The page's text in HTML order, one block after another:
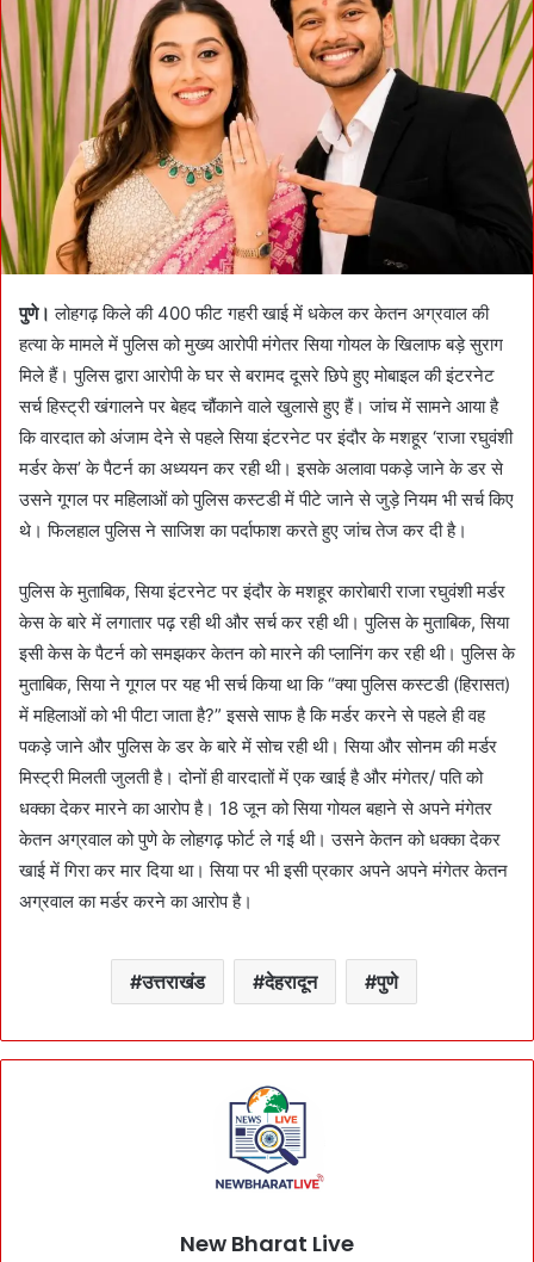
n
e
m
a
i
l
पुणे। लोहगढ़ किले की 400 फीट गहरी खाई में धकेल कर केतन अग्रवाल की
हत्या के मामले में पुलिस को मुख्य आरोपी मंगेतर सिया गोयल के खिलाफ बड़े सुराग
मिले हैं। पुलिस द्वारा आरोपी के घर से बरामद दूसरे छिपे हुए मोबाइल की इंटरनेट
सर्च हिस्ट्री खंगालने पर बेहद चौंकाने वाले खुलासे हुए हैं। जांच में सामने आया है
कि वारदात को अंजाम देने से पहले सिया इंटरनेट पर इंदौर के मशहूर ‘राजा रघुवंशी
मर्डर केस’ के पैटर्न का अध्ययन कर रही थी। इसके अलावा पकड़े जाने के डर से
उसने गूगल पर महिलाओं को पुलिस कस्टडी में पीटे जाने से जुड़े नियम भी सर्च किए
थे। फिलहाल पुलिस ने साजिश का पर्दाफाश करते हुए जांच तेज कर दी है।
पुलिस के मुताबिक, सिया इंटरनेट पर इंदौर के मशहूर कारोबारी राजा रघुवंशी मर्डर
केस के बारे में लगातार पढ़ रही थी और सर्च कर रही थी। पुलिस के मुताबिक, सिया
इसी केस के पैटर्न को समझकर केतन को मारने की प्लानिंग कर रही थी। पुलिस के
मुताबिक, सिया ने गूगल पर यह भी सर्च किया था कि “क्या पुलिस कस्टडी (हिरासत)
में महिलाओं को भी पीटा जाता है?” इससे साफ है कि मर्डर करने से पहले ही वह
पकड़े जाने और पुलिस के डर के बारे में सोच रही थी। सिया और सोनम की मर्डर
मिस्ट्री मिलती जुलती है। दोनों ही वारदातों में एक खाई है और मंगेतर/ पति को
धक्का देकर मारने का आरोप है। 18 जून को सिया गोयल बहाने से अपने मंगेतर
केतन अग्रवाल को पुणे के लोहगढ़ फोर्ट ले गई थी। उसने केतन को धक्का देकर
खाई में गिरा कर मार दिया था। सिया पर भी इसी प्रकार अपने अपने मंगेतर केतन
अग्रवाल का मर्डर करने का आरोप है।
उत्तराखंड देहरादून पुणे
New Bharat Live